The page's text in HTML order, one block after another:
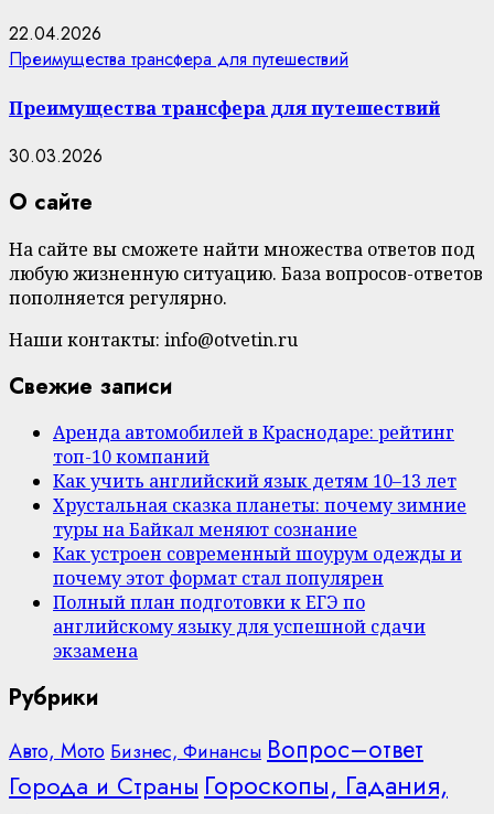
22.04.2026
Преимущества трансфера для путешествий
Преимущества трансфера для путешествий
30.03.2026
О сайте
На сайте вы сможете найти множества ответов под
любую жизненную ситуацию. База вопросов-ответов
пополняется регулярно.
Наши контакты: info@otvetin.ru
Свежие записи
Аренда автомобилей в Краснодаре: рейтинг
топ-10 компаний
Как учить английский язык детям 10–13 лет
Хрустальная сказка планеты: почему зимние
туры на Байкал меняют сознание
Как устроен современный шоурум одежды и
почему этот формат стал популярен
Полный план подготовки к ЕГЭ по
английскому языку для успешной сдачи
экзамена
Рубрики
Авто, МотоБизнес, Финансы Вопрос–ответ
Города и Страны Гороскопы, Гадания,